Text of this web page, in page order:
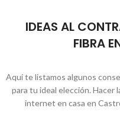
IDEAS AL
FIBRA
Aquí te listamos algunos
para tu ideal elección. Hacer
internet en casa en